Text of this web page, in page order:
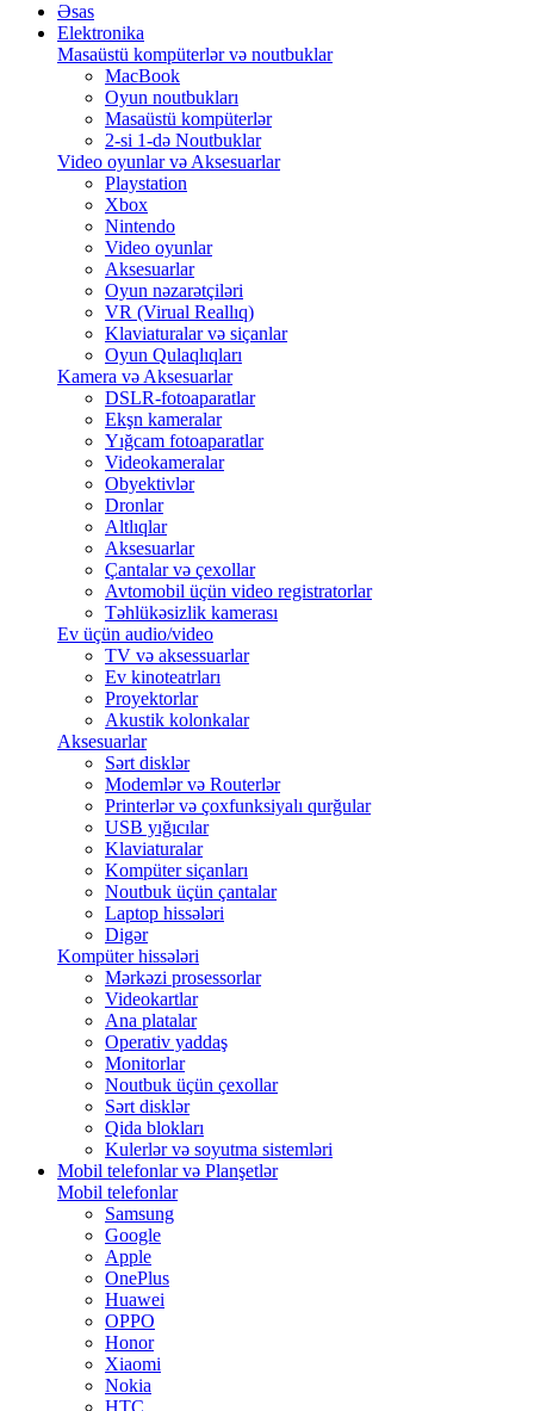
Əsas
Elektronika
Masaüstü kompüterlər və noutbuklar
MacBook
Oyun noutbukları
Masaüstü kompüterlər
2-si 1-də Noutbuklar
Video oyunlar və Aksesuarlar
Playstation
Xbox
Nintendo
Video oyunlar
Aksesuarlar
Oyun nəzarətçiləri
VR (Virual Reallıq)
Klaviaturalar və siçanlar
Oyun Qulaqlıqları
Kamera və Aksesuarlar
DSLR-fotoaparatlar
Ekşn kameralar
Yığcam fotoaparatlar
Videokameralar
Obyektivlər
Dronlar
Altlıqlar
Aksesuarlar
Çantalar və çexollar
Avtomobil üçün video registratorlar
Təhlükəsizlik kamerası
Ev üçün audio/video
TV və aksessuarlar
Ev kinoteatrları
Proyektorlar
Akustik kolonkalar
Aksesuarlar
Sərt disklər
Modemlər və Routerlər
Printerlər və çoxfunksiyalı qurğular
USB yığıcılar
Klaviaturalar
Kompüter siçanları
Noutbuk üçün çantalar
Laptop hissələri
Digər
Kompüter hissələri
Mərkəzi prosessorlar
Videokartlar
Ana platalar
Operativ yaddaş
Monitorlar
Noutbuk üçün çexollar
Sərt disklər
Qida blokları
Kulerlər və soyutma sistemləri
Mobil telefonlar və Planşetlər
Mobil telefonlar
Samsung
Google
Apple
OnePlus
Huawei
OPPO
Honor
Xiaomi
Nokia
HTC